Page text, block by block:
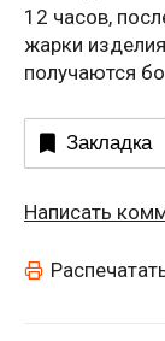
12 часов,
жарки
получаются
Закладка
Написать